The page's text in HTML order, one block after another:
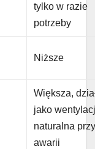
tylko w razie
potrzeby
Niższe
Większa,
jako
naturalna
awarii